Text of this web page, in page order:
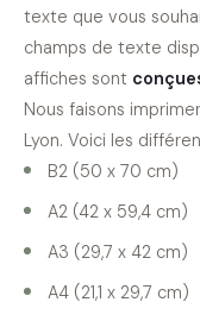
texte que vous
champs de texte
affiches sont
Nous faisons
Lyon. Voici les
B2 (50 x 70 cm)
A2 (42 x 59,4 cm)
A3 (29,7 x 42 cm)
A4 (21,1 x 29,7 cm)